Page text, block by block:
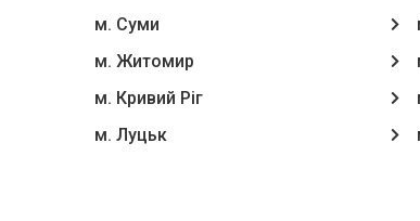
м. Суми
м. Житомир
м. Кривий Ріг
м. Луцьк